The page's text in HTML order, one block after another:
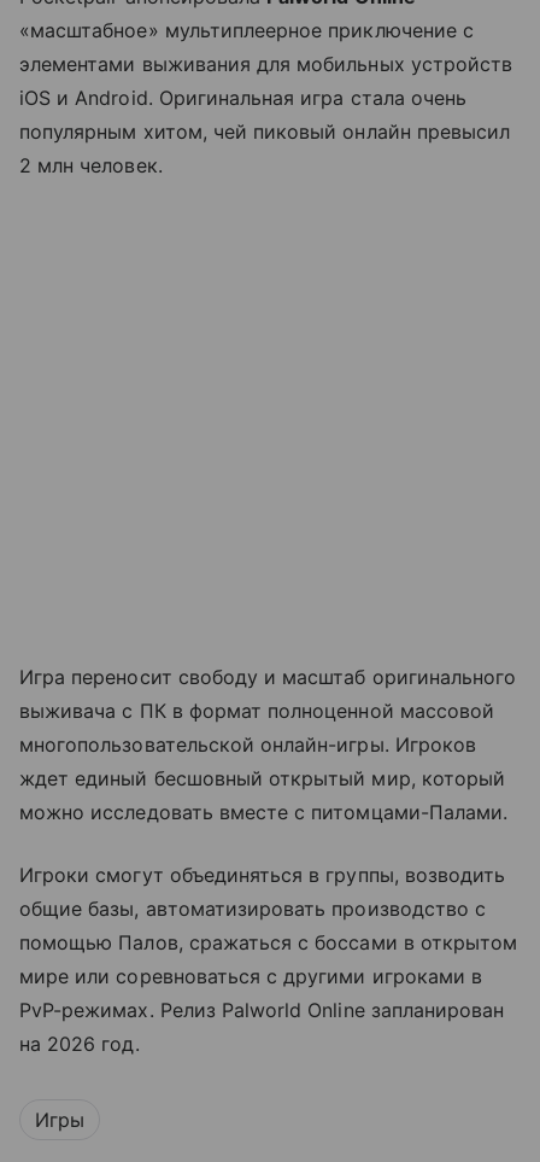
«масштабное» мультиплеерное приключение с
элементами выживания для мобильных устройств
iOS и Android. Оригинальная игра стала очень
популярным хитом, чей пиковый онлайн превысил
2 млн человек.
Игра переносит свободу и масштаб оригинального
выживача с ПК в формат полноценной массовой
многопользовательской онлайн-игры. Игроков
ждет единый бесшовный открытый мир, который
можно исследовать вместе с питомцами-Палами.
Игроки смогут объединяться в группы, возводить
общие базы, автоматизировать производство с
помощью Палов, сражаться с боссами в открытом
мире или соревноваться с другими игроками в
PvP-режимах. Релиз Palworld Online запланирован
на 2026 год.
Игры